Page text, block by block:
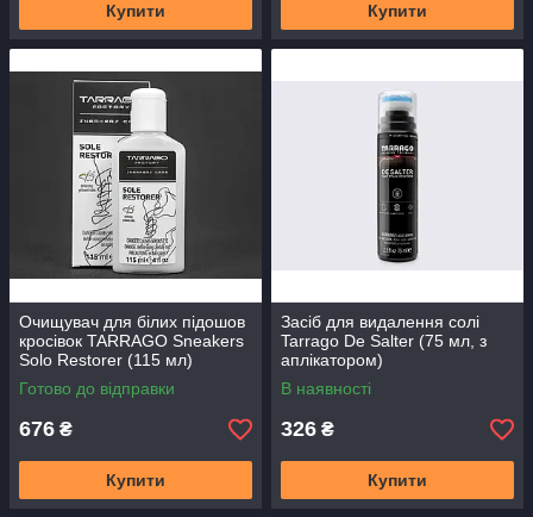
Купити Купити
Очищувач для білих підошов
кросівок TARRAGO Sneakers
Solo Restorer (115 мл)
Готово до відправки
676 ₴
Купити
Засіб для видалення солі
Tarrago De Salter (75 мл, з
аплікатором)
В наявності
326 ₴
Купити